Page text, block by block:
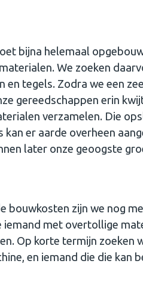
bijna helemaal
We zoeken
en tegels. Zodra we een
gereedschappen erin
verzamelen. Die
kan er aarde overheen
later onze geoogste
bouwkosten zijn we nog
iemand met overtollige
Op korte termijn zoeken
en iemand die die kan